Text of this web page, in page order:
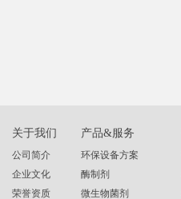
关于我们
公司简介
企业文化
荣誉资质
产品&服务
环保设备方案
酶制剂
微生物菌剂